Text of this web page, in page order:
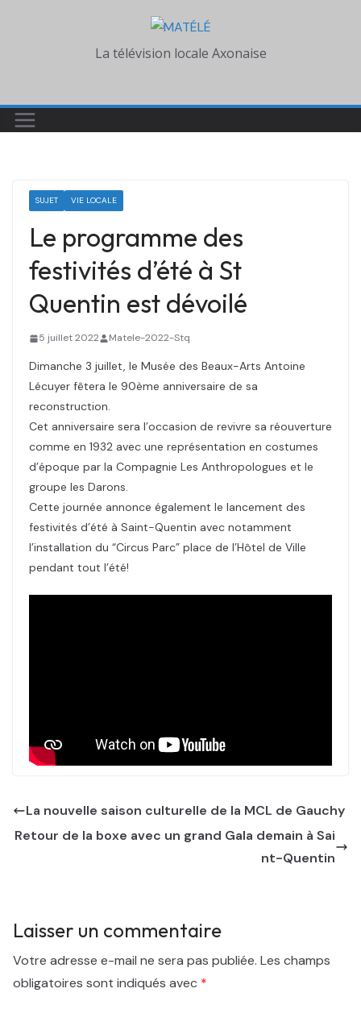
La télévision locale Axonaise
SUJET VIE LOCALE
Le programme des
festivités d’été à St
Quentin est dévoilé
5 juillet 2022 Matele-2022-Stq
Dimanche 3 juillet, le Musée des Beaux-Arts Antoine
Lécuyer fêtera le 90ème anniversaire de sa
reconstruction.
Cet anniversaire sera l’occasion de revivre sa réouverture
comme en 1932 avec une représentation en costumes
d’époque par la Compagnie Les Anthropologues et le
groupe les Darons.
Cette journée annonce également le lancement des
festivités d’été à Saint-Quentin avec notamment
l’installation du “Circus Parc” place de l’Hôtel de Ville
pendant tout l’été!
La nouvelle saison culturelle de la MCL de Gauchy
Retour de la boxe avec un grand Gala demain à Sai
nt-Quentin
Laisser un commentaire
Votre adresse e-mail ne sera pas publiée. Les champs
obligatoires sont indiqués avec *